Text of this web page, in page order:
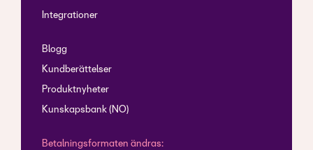
Integrationer
Blogg
Kundberättelser
Produktnyheter
Kunskapsbank (NO)
Betalningsformaten ändras: